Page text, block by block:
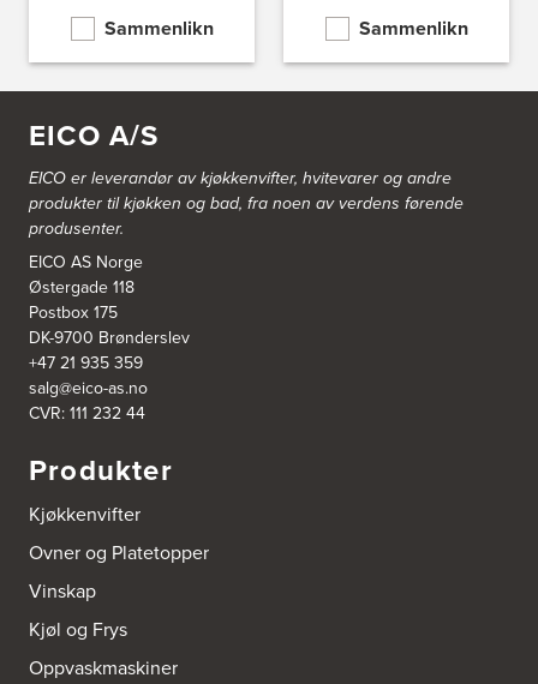
8920 Sømna
Tel.:75-009700
http://www.interiormesteren.no
Bodø Interiør
Kjøkkenhuset Bodø A/S
8071 Bodø
Tel.:75522430
https://www.bodointerior.no/
Bodø Kjøkkensenter AS
Sjøgata 34-36
Studio Sigdal Bodø
8006 Bodø
Tel.:75-500250
Thomas Heftyes Gate 41
Tel.:95992151
Bokhylle-Spesialisten AS
Industrigata 17
3414 Lierstranda
Tel.:90878233
Sammenlikn Sammenlikn
EICO A/S
EICO er leverandør av kjøkkenvifter, hvitevarer og andre
produkter til kjøkken og bad, fra noen av verdens førende
produsenter.
EICO AS Norge
Østergade 118
Postbox 175
DK-9700 Brønderslev
+47 21 935 359
salg@eico-as.no
CVR: 111 232 44
Produkter
Kjøkkenvifter
Ovner og Platetopper
Vinskap
Kjøl og Frys
Oppvaskmaskiner